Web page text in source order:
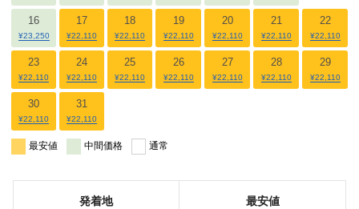
16
¥23,250
17
¥22,110
18
¥22,110
19
¥22,110
20
¥22,110
21
¥22,110
22
¥22,110
23
¥22,110
24
¥22,110
25
¥22,110
26
¥22,110
27
¥22,110
28
¥22,110
29
¥22,110
30
¥22,110
31
¥22,110
最安値 中間価格 通常
発着地 最安値